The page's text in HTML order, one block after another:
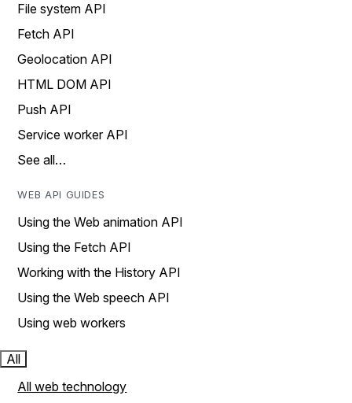
File system API
Fetch API
Geolocation API
HTML DOM API
Push API
Service worker API
See all…
WEB API GUIDES
Using the Web animation API
Using the Fetch API
Working with the History API
Using the Web speech API
Using web workers
All
All web technology